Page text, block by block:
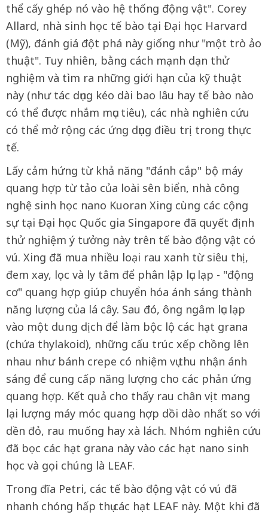
thể cấy ghép nó vào hệ thống động vật". Corey
Allard, nhà sinh học tế bào tại Đại học Harvard
(Mỹ), đánh giá đột phá này giống như "một trò ảo
thuật". Tuy nhiên, bằng cách mạnh dạn thử
nghiệm và tìm ra những giới hạn của kỹ thuật
này (như tác dụng kéo dài bao lâu hay tế bào nào
có thể được nhắm mục tiêu), các nhà nghiên cứu
có thể mở rộng các ứng dụng điều trị trong thực
tế.
Lấy cảm hứng từ khả năng "đánh cắp" bộ máy
quang hợp từ tảo của loài sên biển, nhà công
nghệ sinh học nano Kuoran Xing cùng các cộng
sự tại Đại học Quốc gia Singapore đã quyết định
thử nghiệm ý tưởng này trên tế bào động vật có
vú. Xing đã mua nhiều loại rau xanh từ siêu thị,
đem xay, lọc và ly tâm để phân lập lục lạp - "động
cơ" quang hợp giúp chuyển hóa ánh sáng thành
năng lượng của lá cây. Sau đó, ông ngâm lục lạp
vào một dung dịch để làm bộc lộ các hạt grana
(chứa thylakoid), những cấu trúc xếp chồng lên
nhau như bánh crepe có nhiệm vụ thu nhận ánh
sáng để cung cấp năng lượng cho các phản ứng
quang hợp. Kết quả cho thấy rau chân vịt mang
lại lượng máy móc quang hợp dồi dào nhất so với
dền đỏ, rau muống hay xà lách. Nhóm nghiên cứu
đã bọc các hạt grana này vào các hạt nano sinh
học và gọi chúng là LEAF.
Trong đĩa Petri, các tế bào động vật có vú đã
nhanh chóng hấp thụ các hạt LEAF này. Một khi đã